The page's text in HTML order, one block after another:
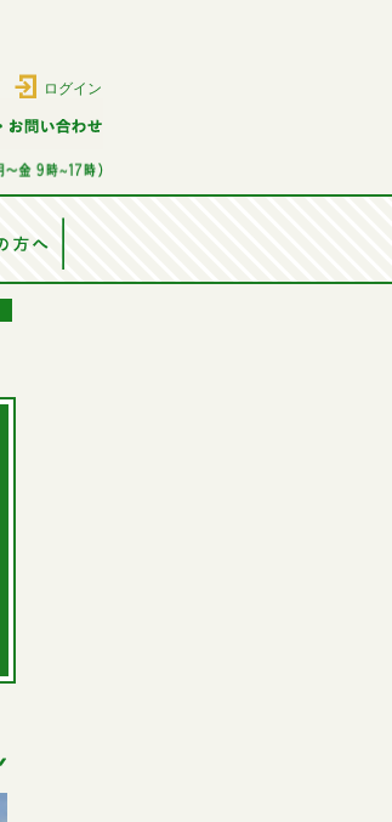
ログイン